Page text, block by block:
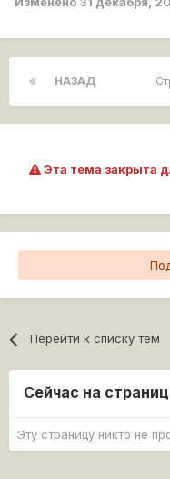
НАЗАД
Эта тема закрыта
Перейти к списку тем
Сейчас на
Эту страницу никто не